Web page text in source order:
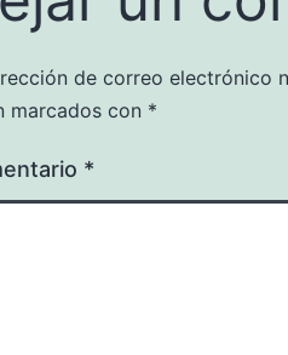
de correo electrónico
marcados con *
*